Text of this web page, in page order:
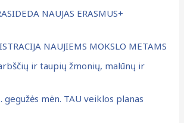
NAUJAS ERASMUS+
NAUJIEMS MOKSLO METAMS
ir taupių žmonių, malūnų ir
gegužės mėn. TAU veiklos planas